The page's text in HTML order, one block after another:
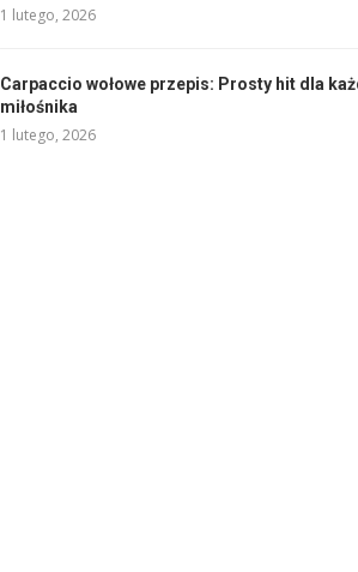
1 lutego, 2026
Carpaccio wołowe przepis: Prosty hit dla
miłośnika
1 lutego, 2026